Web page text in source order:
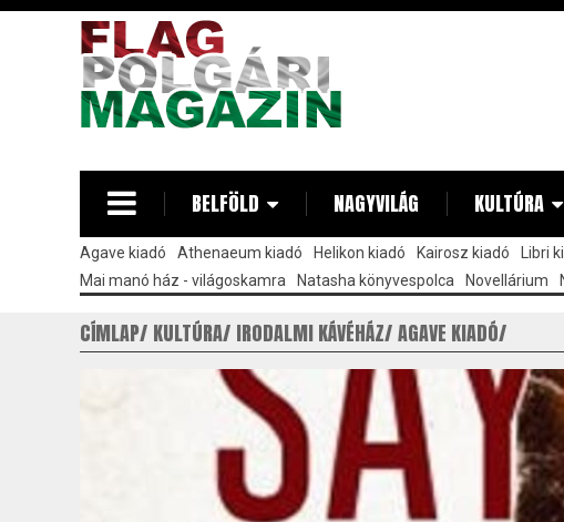
BELFÖLD NAGYVILÁG KULTÚRA
Agave kiadó Athenaeum kiadó Helikon kiadó Kairosz kiadó Libri
Mai manó ház - világoskamra
Natasha könyvespolca Novellárium
CÍMLAP KULTÚRA IRODALMI KÁVÉHÁZ AGAVE KIADÓ